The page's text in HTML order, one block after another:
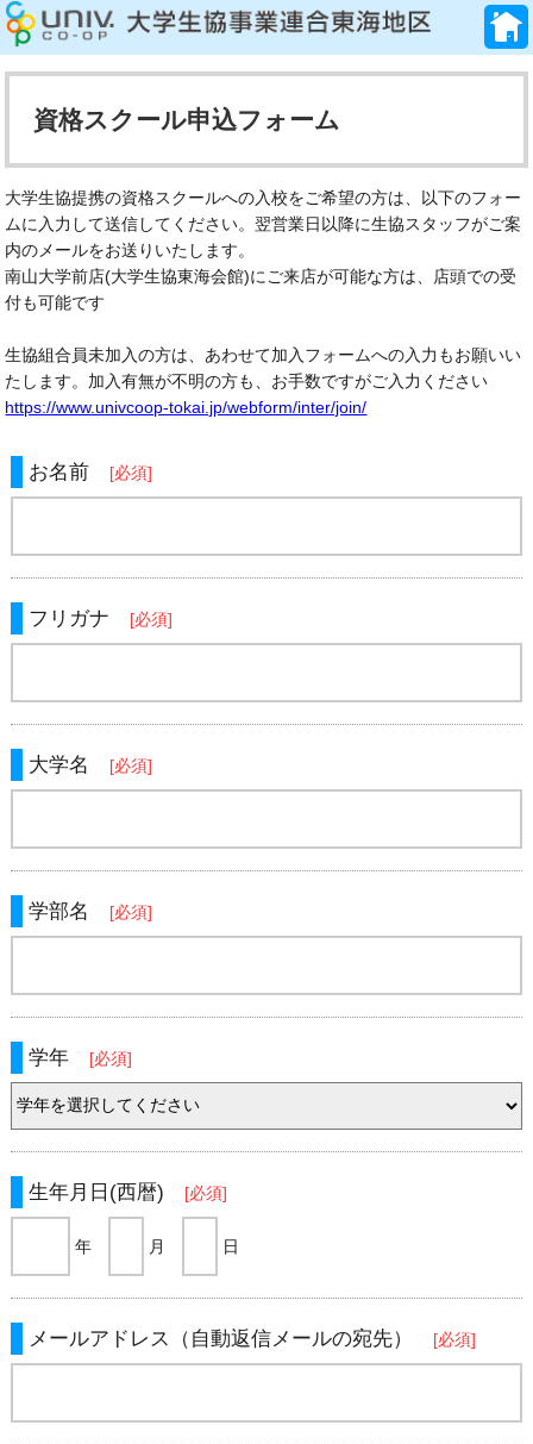
資格スクール申込フォーム
大学生協提携の資格スクールへの入校をご希望の方は、以下のフォー
ムに入力して送信してください。翌営業日以降に生協スタッフがご案
内のメールをお送りいたします。
南山大学前店(大学生協東海会館)にご来店が可能な方は、店頭での受
付も可能です
生協組合員未加入の方は、あわせて加入フォームへの入力もお願いい
たします。加入有無が不明の方も、お手数ですがご入力ください
https://www.univcoop-tokai.jp/webform/inter/join/
お名前 [必須]
フリガナ [必須]
大学名 [必須]
学部名 [必須]
学年 [必須]
生年月日(西暦) [必須]
年 月 日
メールアドレス（自動返信メールの宛先） [必須]